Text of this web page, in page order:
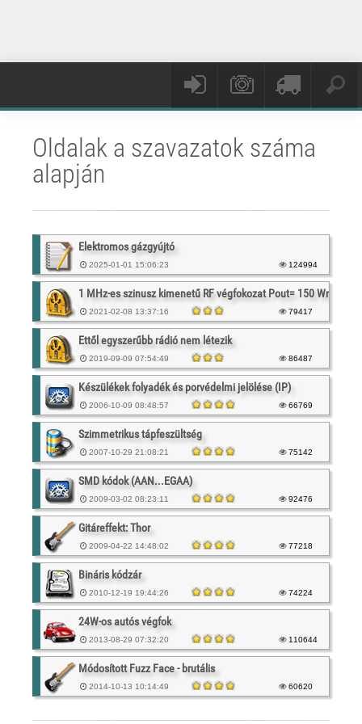
Oldalak a szavazatok száma
alapján
Elektromos gázgyújtó
2025-01-01 15:06:23 124994
1 MHz-es szinusz kimenetű RF végfokozat Pout= 150 Wrms
2021-02-08 13:37:16 79417
Ettől egyszerűbb rádió nem létezik
2019-09-09 07:54:49 86487
Készülékek folyadék és porvédelmi jelölése (IP)
2006-10-09 08:48:57 66769
Szimmetrikus tápfeszültség
2007-10-29 21:08:21 75142
SMD kódok (AAN...EGAA)
2009-03-02 08:23:11 92476
Gitáreffekt: Thor
2009-04-22 14:48:02 77218
Bináris kódzár
2010-12-19 19:44:26 74224
24W-os autós végfok
2013-08-29 07:32:20 110644
Módosított Fuzz Face - brutális
2014-10-13 10:14:49 60620